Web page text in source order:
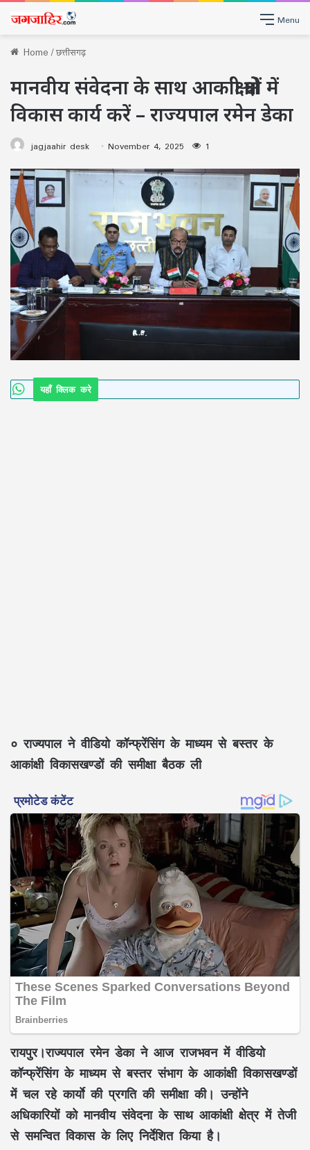
Menu
Home/छत्तीसगढ़
मानवीय संवेदना के साथ आकांक्षी क्षेत्रों में
विकास कार्य करें – राज्यपाल रमेन डेका
jagjaahir desk November 4, 2025 1
यहाँ क्लिक करे
० राज्यपाल ने वीडियो कॉन्फ्रेंसिंग के माध्यम से बस्तर के
आकांक्षी विकासखण्डों की समीक्षा बैठक ली
रायपुर।राज्यपाल रमेन डेका ने आज राजभवन में वीडियो
कॉन्फ्रेंसिंग के माध्यम से बस्तर संभाग के आकांक्षी विकासखण्डों
में चल रहे कार्याे की प्रगति की समीक्षा की। उन्होंने
अधिकारियों को मानवीय संवेदना के साथ आकांक्षी क्षेत्र में तेजी
से समन्वित विकास के लिए निर्देशित किया है।